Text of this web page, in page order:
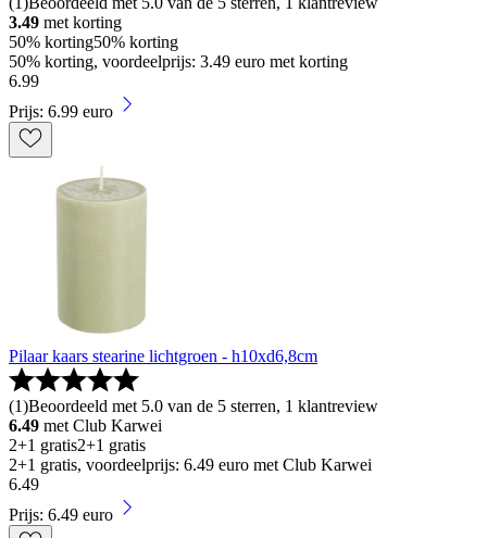
3.49 met korting
50% korting50% korting
50% korting, voordeelprijs: 3.49 euro met korting
6.99
Prijs: 6.99 euro
Pilaar kaars stearine lichtgroen - h10xd6,8cm
(1)Beoordeeld met 5.0 van de 5 sterren, 1 klantreview
6.49 met Club Karwei
2+1 gratis2+1 gratis
2+1 gratis, voordeelprijs: 6.49 euro met Club Karwei
6.49
Prijs: 6.49 euro